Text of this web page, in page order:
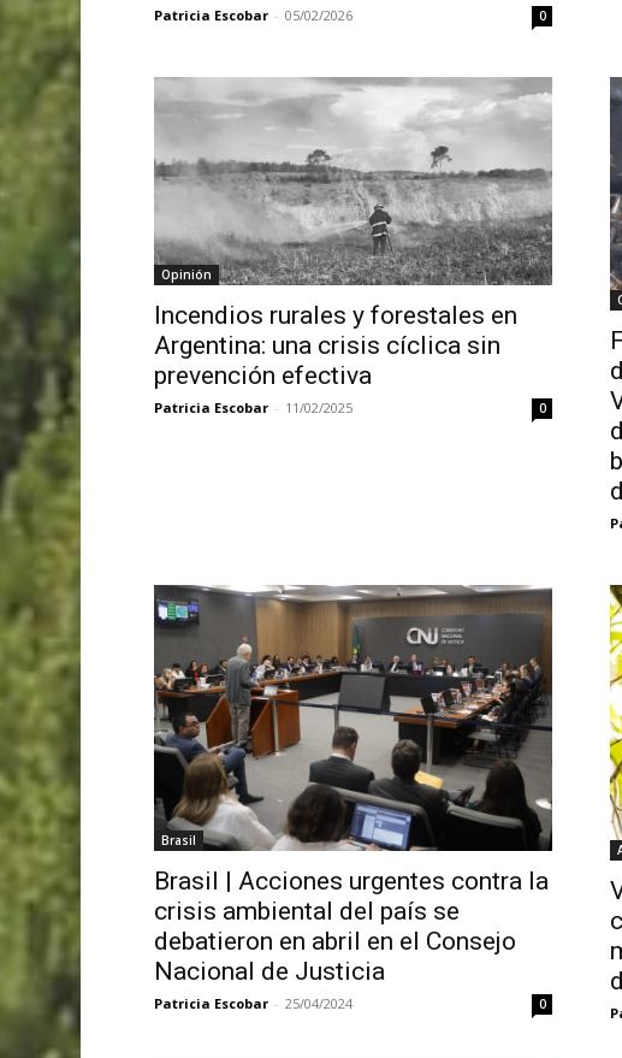
Patricia Escobar - 05/02/2026 0
Opinión
Incendios rurales y forestales en
Argentina: una crisis cíclica sin
prevención efectiva
Patricia Escobar - 11/02/2025 0
Brasil
Brasil | Acciones urgentes contra la
crisis ambiental del país se
debatieron en abril en el Consejo
Nacional de Justicia
Patricia Escobar - 25/04/2024 0